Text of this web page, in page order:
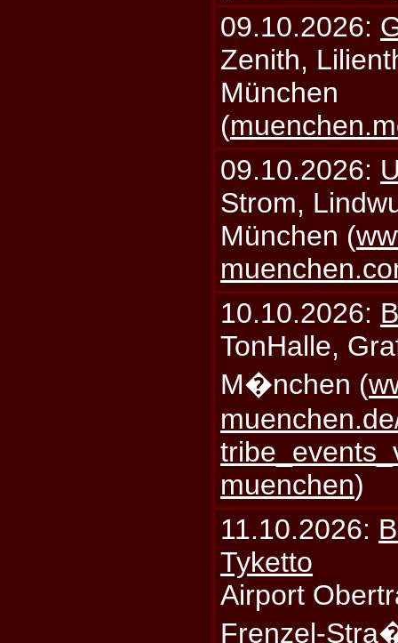
09.10.2026:
Zenith,
München
(
09.10.2026:
Strom,
München (
10.10.2026:
TonHalle,
M�nchen (
muenchen)
11.10.2026:
Tyketto
Airport
Frenzel-